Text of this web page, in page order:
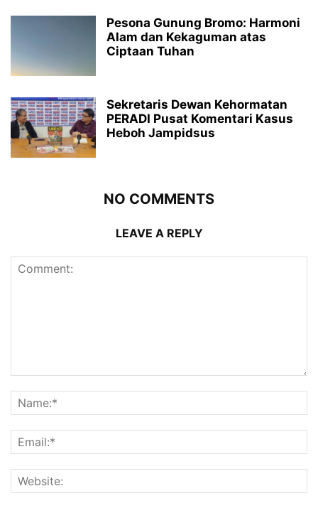
Pesona Gunung Bromo: Harmoni
Alam dan Kekaguman atas
Ciptaan Tuhan
Sekretaris Dewan Kehormatan
PERADI Pusat Komentari Kasus
Heboh Jampidsus
NO COMMENTS
LEAVE A REPLY